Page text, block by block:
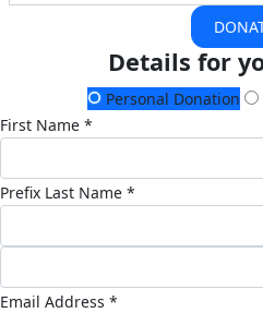
Details for
Personal Donation
First Name *
Prefix Last Name *
Email Address *